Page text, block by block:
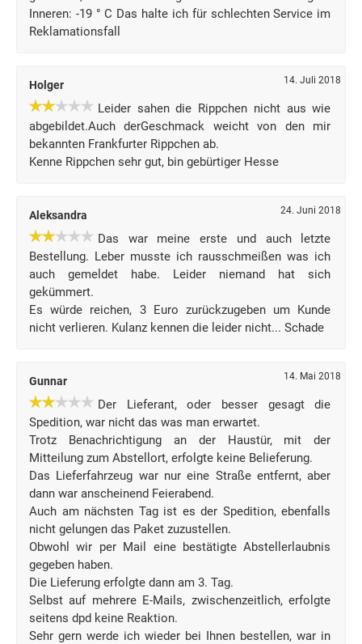
Inneren: -19 ° C Das halte ich für schlechten Service im
Reklamationsfall
Holger 14. Juli 2018
Leider sahen die Rippchen nicht aus wie
abgebildet.Auch derGeschmack weicht von den mir
bekannten Frankfurter Rippchen ab.
Kenne Rippchen sehr gut, bin gebürtiger Hesse
Aleksandra 24. Juni 2018
Das war meine erste und auch letzte
Bestellung. Leber musste ich rausschmeißen was ich
auch gemeldet habe. Leider niemand hat sich
gekümmert.
Es würde reichen, 3 Euro zurückzugeben um Kunde
nicht verlieren. Kulanz kennen die leider nicht... Schade
Gunnar 14. Mai 2018
Der Lieferant, oder besser gesagt die
Spedition, war nicht das was man erwartet.
Trotz Benachrichtigung an der Haustür, mit der
Mitteilung zum Abstellort, erfolgte keine Belieferung.
Das Lieferfahrzeug war nur eine Straße entfernt, aber
dann war anscheinend Feierabend.
Auch am nächsten Tag ist es der Spedition, ebenfalls
nicht gelungen das Paket zuzustellen.
Obwohl wir per Mail eine bestätigte Abstellerlaubnis
gegeben haben.
Die Lieferung erfolgte dann am 3. Tag.
Selbst auf mehrere E-Mails, zwischenzeitlich, erfolgte
seitens dpd keine Reaktion.
Sehr gern werde ich wieder bei Ihnen bestellen, war in